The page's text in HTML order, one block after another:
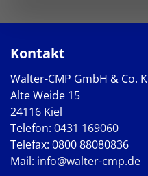
Kontakt
Walter-CMP GmbH & Co.
Alte Weide 15
24116 Kiel
Telefon: 0431 169060
Telefax: 0800 88080836
Mail: info@walter-cmp.de